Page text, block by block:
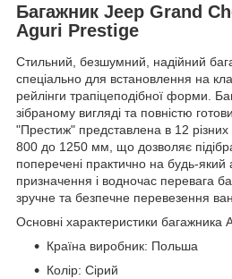
Багажник Jeep Grand
Aguri Prestige
Стильний, безшумний, надійний
спеціально для встановлення на
рейлінги трапіцеподібної форми.
зібраному вигляді та повністю
"Престиж" представлена в 12 різних
800 до 1250 мм, що дозволяє
поперечені практично на будь-
призначення і водночас перевага
зручне та безпечне перевезення
Основні характеристики багажника
Країна виробник: Польша
Колір: Сірий